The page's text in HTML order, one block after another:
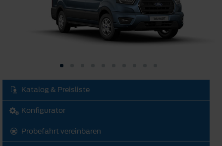
Katalog & Preisliste
Konfigurator
Probefahrt vereinbaren